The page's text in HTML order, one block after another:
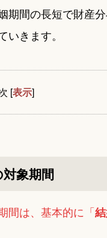
期間の長短で財産
いきます。
[表示]
象期間
間は、基本的に「